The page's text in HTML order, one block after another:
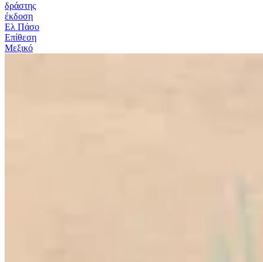
δράστης
έκδοση
Ελ Πάσο
Επίθεση
Μεξικό